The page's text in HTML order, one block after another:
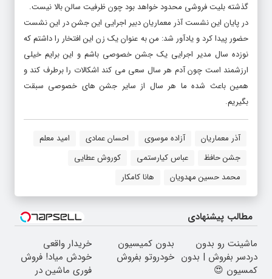
گذشته بلیت فروشی محدود خواهد بود چون ظرفیت سالن بالا نیست.
در پایان این نشست آذر معماریان دبیر اجرایی این جشن در این نشست
حضور پیدا کرد و یادآور شد: من به عنوان یک زن این افتخار را داشتم که
نوزده سال مدیر اجرایی یک جشن خصوصی باشم و این برایم خیلی
ارزشمند است چون آدم هر سال سعی می کند اشکالات را برطرف کند و
همین باعث شده ما هر سال از سایر جشن های خصوصی سبقت
بگیریم.
آذر معماریان آزاده موسوی احسان عمادی
امید معلم
جشن حافظ
عباس کیارستمی
کوروش عطایی
محمد حسین مهدویان
هانا کامکار
مطالب پیشنهادی
ماشینت رو بدون
دردسر بفروش | بدون
کمسیون 😍
بدون کمیسیون
خودروتو بفروش
خریدار واقعی
خودش میاد! فروش
فوری ماشین در